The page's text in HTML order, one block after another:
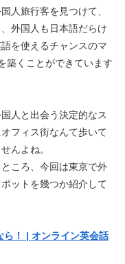
人旅行客を見つけて、
外国人も日本語だらけ
を使えるチャンスのマ
築くことができています
人と出会う決定的なス
フィス街なんて歩いて
んよね。
ころ、今回は東京で外
ットを幾つか紹介して
ら！ | オンライン英会話